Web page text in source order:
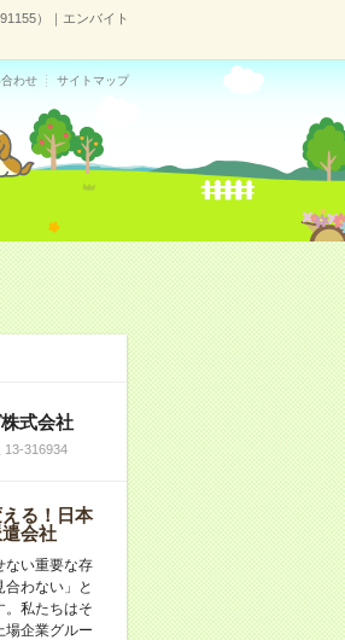
）｜エンバイト
わせ サイトマップ
式会社
13-316934
る！日本
会社
ない重要な存
わない」と
。私たちはそ
場企業グルー